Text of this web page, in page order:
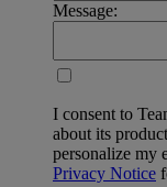
Message:
I consent to
about its
personalize my
Privacy Notice